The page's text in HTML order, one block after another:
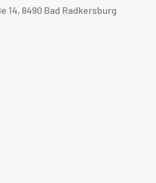
14, 8490 Bad Radkersburg